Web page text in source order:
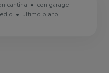
cantina
con garage
ultimo piano